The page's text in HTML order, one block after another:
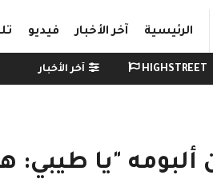
الرئيسية آخر الأخبار فيديو
HIGHSTREET آخر الأخبار
"يا طيبي: